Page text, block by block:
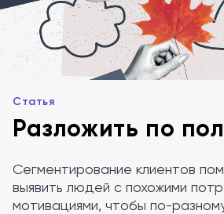
Статья
Разложить по
Сегментирование клиентов
выявить людей с похожими
мотивациями, чтобы по-